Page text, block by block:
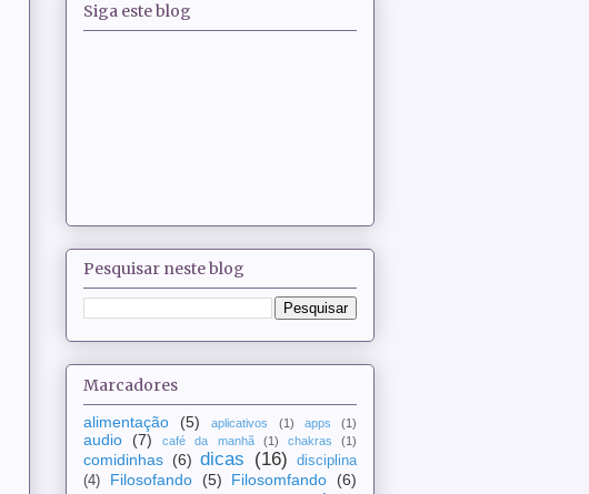
Siga este blog
Pesquisar neste blog
Marcadores
alimentação (5) aplicativos (1) apps (1)
audio (7) café da manhã (1) chakras (1)
comidinhas (6) dicas (16)
disciplina
(4)
Filosofando (5) Filosomfando (6)